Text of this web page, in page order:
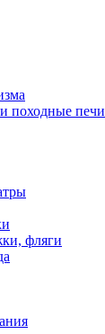
походные печи
фляги